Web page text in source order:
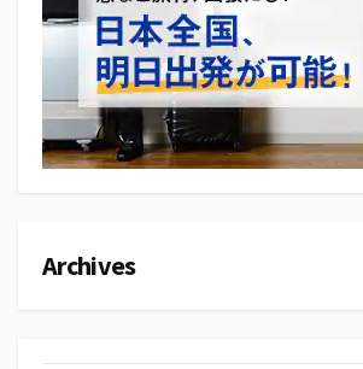
Archives